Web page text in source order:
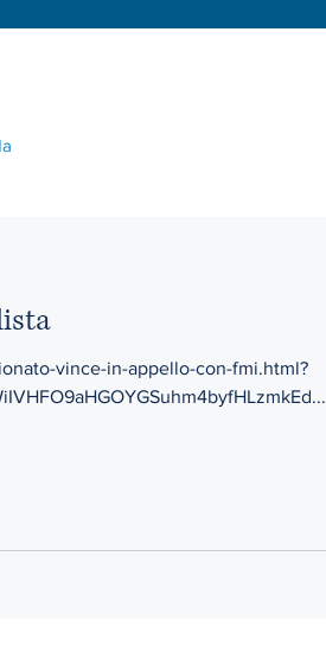
vince-in-appello-con-fmi.html?